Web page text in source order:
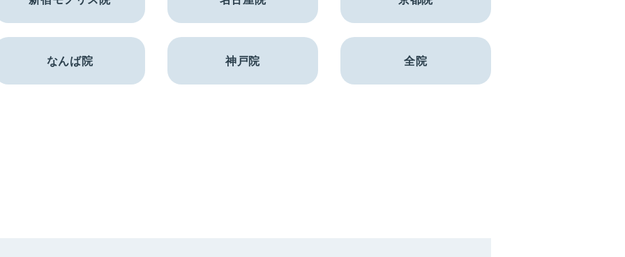
なんば院 神戸院 全院